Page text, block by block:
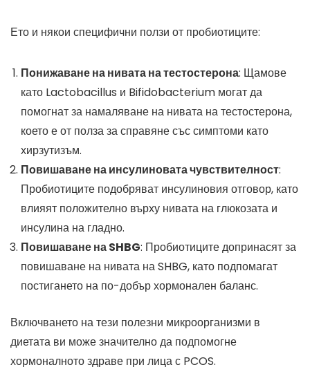
Ето и някои специфични ползи от пробиотиците:
Понижаване на нивата на тестостерона: Щамове
като Lactobacillus и Bifidobacterium могат да
помогнат за намаляване на нивата на тестостерона,
което е от полза за справяне със симптоми като
хирзутизъм.
Повишаване на инсулиновата чувствителност:
Пробиотиците подобряват инсулиновия отговор, като
влияят положително върху нивата на глюкозата и
инсулина на гладно.
Повишаване на SHBG: Пробиотиците допринасят за
повишаване на нивата на SHBG, като подпомагат
постигането на по-добър хормонален баланс.
Включването на тези полезни микроорганизми в
диетата ви може значително да подпомогне
хормоналното здраве при лица с PCOS.